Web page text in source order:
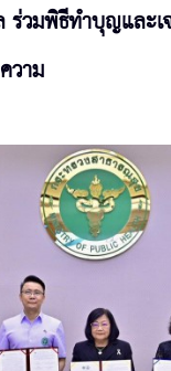
ร่วมพิธีทำบุญและ
วาม